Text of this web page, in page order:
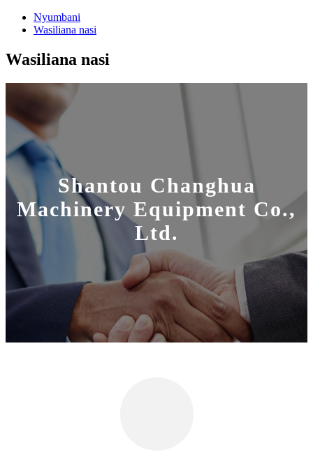
Nyumbani
Wasiliana nasi
Wasiliana nasi
Shantou Changhua
Machinery Equipment Co.,
Ltd.